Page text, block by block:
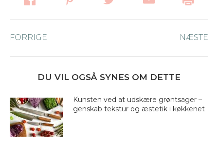
navigation
FORRIGE NÆSTE
DU VIL OGSÅ SYNES OM DETTE
Kunsten ved at udskære grøntsager –
genskab tekstur og æstetik i køkkenet